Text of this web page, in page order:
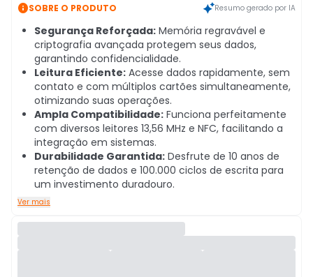
SOBRE O PRODUTO Resumo gerado por IA
Segurança Reforçada: Memória regravável e
criptografia avançada protegem seus dados,
garantindo confidencialidade.
Leitura Eficiente: Acesse dados rapidamente, sem
contato e com múltiplos cartões simultaneamente,
otimizando suas operações.
Ampla Compatibilidade: Funciona perfeitamente
com diversos leitores 13,56 MHz e NFC, facilitando a
integração em sistemas.
Durabilidade Garantida: Desfrute de 10 anos de
retenção de dados e 100.000 ciclos de escrita para
um investimento duradouro.
Ver mais